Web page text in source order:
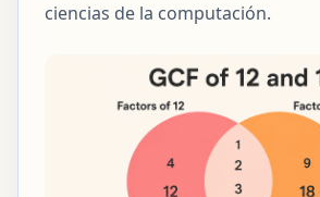
ciencias de la computación.